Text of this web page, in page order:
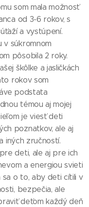
som mala možnosť
od 3-6 rokov, s
a vystúpení.
súkromnom
pôsobila 2 roky.
škôlke a jasličkách
rokov som
podstata
témou aj mojej
je viesť deti
poznatkov, ale aj
iných zručností.
deti, ale aj pre ich
a energiou svieti
sa o to, aby deti cítili v
bezpečia, ale
deťom každý deň